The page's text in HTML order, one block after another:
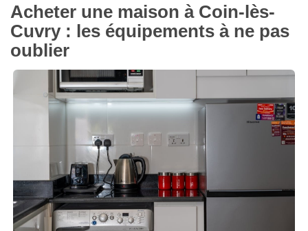
Acheter une maison à Coin-lès-
Cuvry : les équipements à ne pas
oublier